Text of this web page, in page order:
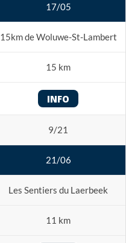
17/05
15km de Woluwe-St-Lambert
15 km
INFO
9/21
21/06
Les Sentiers du Laerbeek
11 km